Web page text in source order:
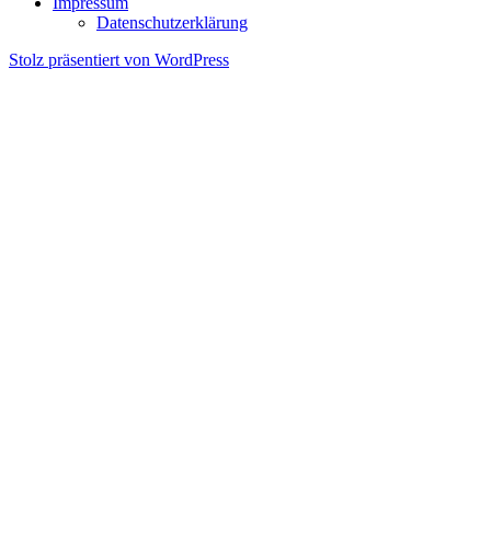
Datenschutzerklärung
Stolz präsentiert von WordPress